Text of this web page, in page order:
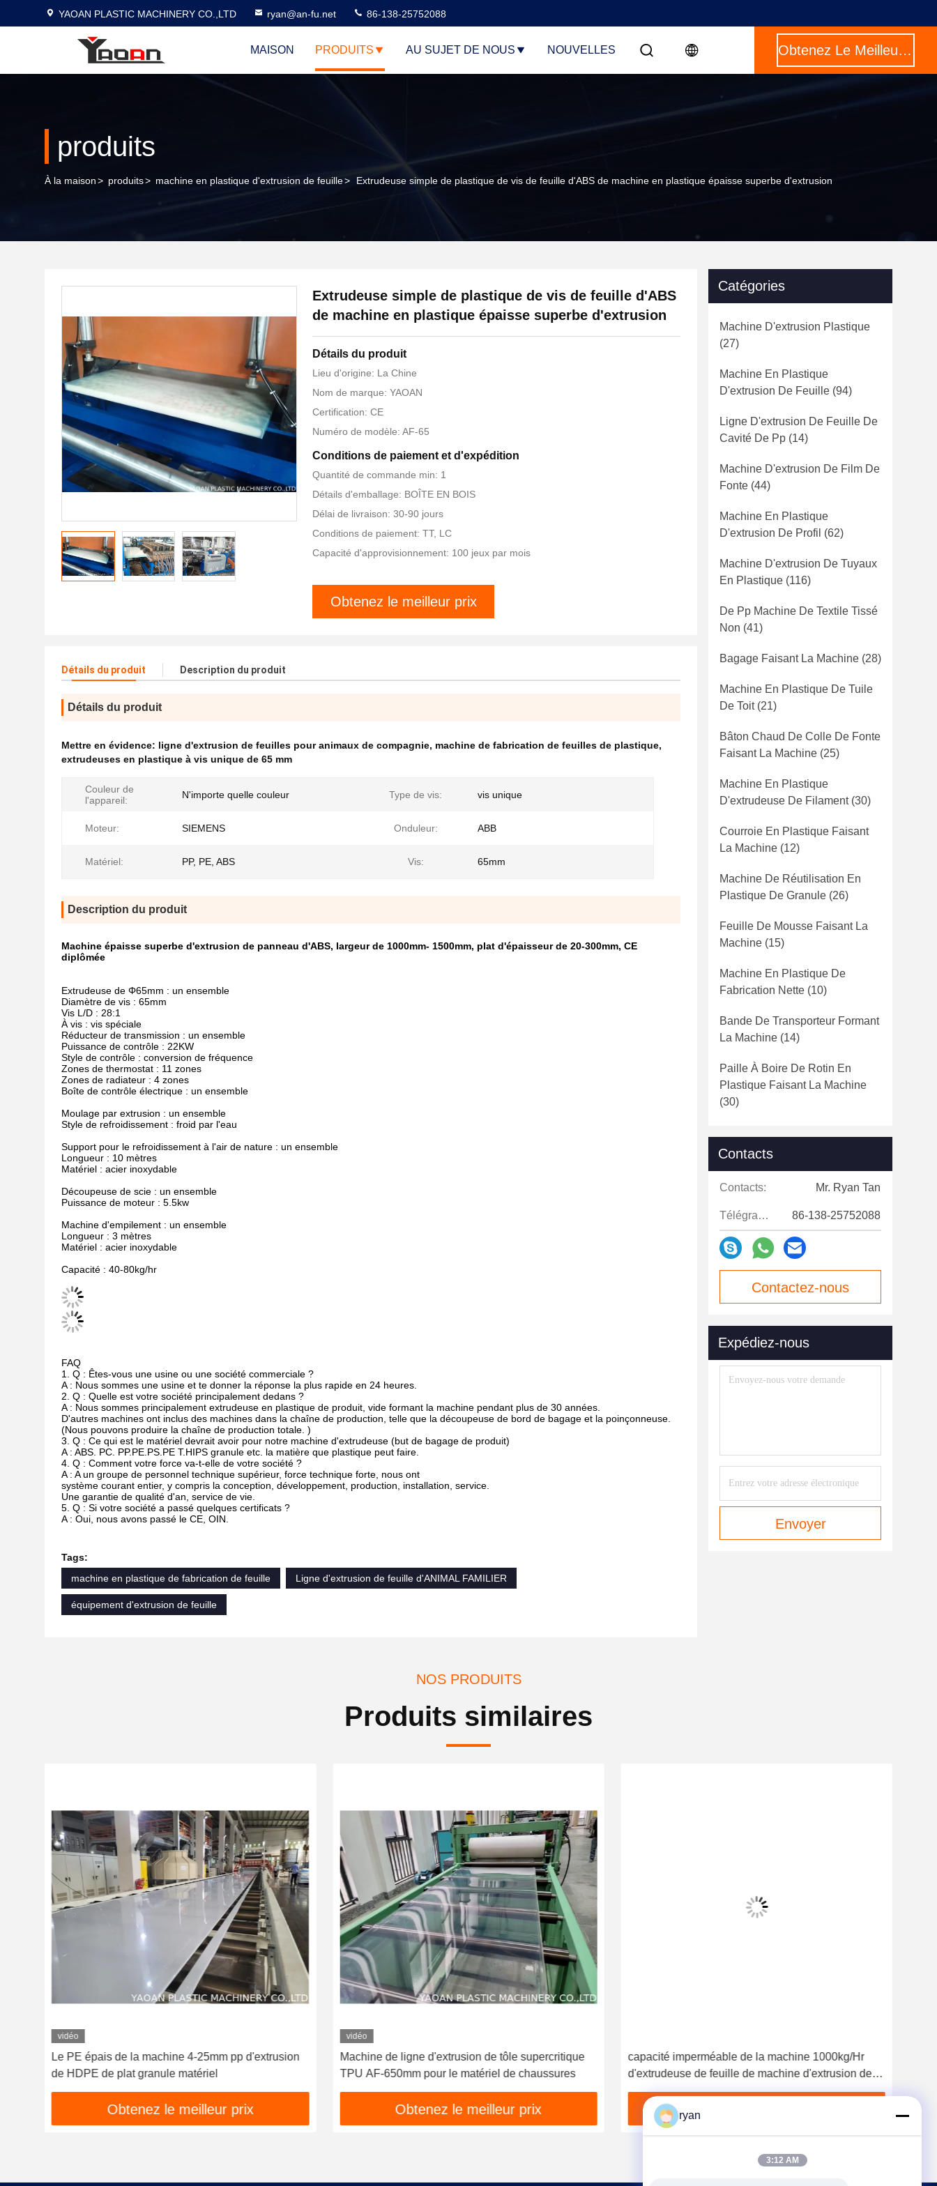
YAOAN PLASTIC MACHINERY CO.,LTD ryan@an-fu.net 86-138-25752088
MAISON PRODUITS AU SUJET DE NOUS NOUVELLES Obtenez Le Meilleur Prix
produits
À la maison> produits> machine en plastique d'extrusion de feuille> Extrudeuse simple de plastique de vis de feuille d'ABS de machine en plastique épaisse superbe d'extrusion
Extrudeuse simple de plastique de vis de feuille d'ABS
de machine en plastique épaisse superbe d'extrusion
Détails du produit
Lieu d'origine: La Chine
Nom de marque: YAOAN
Certification: CE
Numéro de modèle: AF-65
Conditions de paiement et d'expédition
Quantité de commande min: 1
Détails d'emballage: BOÎTE EN BOIS
Délai de livraison: 30-90 jours
Conditions de paiement: TT, LC
Capacité d'approvisionnement: 100 jeux par mois
Obtenez le meilleur prix
Détails du produit Description du produit
Détails du produit
Mettre en évidence: ligne d'extrusion de feuilles pour animaux de compagnie, machine de fabrication de feuilles de plastique,
extrudeuses en plastique à vis unique de 65 mm
Couleur de
l'appareil:
N'importe quelle couleur Type de vis: vis unique
Moteur: SIEMENS Onduleur: ABB
Matériel: PP, PE, ABS Vis: 65mm
Description du produit
Machine épaisse superbe d'extrusion de panneau d'ABS, largeur de 1000mm- 1500mm, plat d'épaisseur de 20-300mm, CE
diplômée
Extrudeuse de Φ65mm : un ensemble
Diamètre de vis : 65mm
Vis L/D : 28:1
À vis : vis spéciale
Réducteur de transmission : un ensemble
Puissance de contrôle : 22KW
Style de contrôle : conversion de fréquence
Zones de thermostat : 11 zones
Zones de radiateur : 4 zones
Boîte de contrôle électrique : un ensemble
Moulage par extrusion : un ensemble
Style de refroidissement : froid par l'eau
Support pour le refroidissement à l'air de nature : un ensemble
Longueur : 10 mètres
Matériel : acier inoxydable
Découpeuse de scie : un ensemble
Puissance de moteur : 5.5kw
Machine d'empilement : un ensemble
Longueur : 3 mètres
Matériel : acier inoxydable
Capacité : 40-80kg/hr
FAQ
1. Q : Êtes-vous une usine ou une société commerciale ?
A : Nous sommes une usine et te donner la réponse la plus rapide en 24 heures.
2. Q : Quelle est votre société principalement dedans ?
A : Nous sommes principalement extrudeuse en plastique de produit, vide formant la machine pendant plus de 30 années.
D'autres machines ont inclus des machines dans la chaîne de production, telle que la découpeuse de bord de bagage et la poinçonneuse.
(Nous pouvons produire la chaîne de production totale. )
3. Q : Ce qui est le matériel devrait avoir pour notre machine d'extrudeuse (but de bagage de produit)
A : ABS. PC. PP.PE.PS.PE T.HIPS granule etc. la matière que plastique peut faire.
4. Q : Comment votre force va-t-elle de votre société ?
A : A un groupe de personnel technique supérieur, force technique forte, nous ont
système courant entier, y compris la conception, développement, production, installation, service.
Une garantie de qualité d'an, service de vie.
5. Q : Si votre société a passé quelques certificats ?
A : Oui, nous avons passé le CE, OIN.
Tags:
machine en plastique de fabrication de feuille
Ligne d'extrusion de feuille d'ANIMAL FAMILIER
équipement d'extrusion de feuille
Catégories
Machine D'extrusion Plastique
(27)
Machine En Plastique
D'extrusion De Feuille (94)
Ligne D'extrusion De Feuille De
Cavité De Pp (14)
Machine D'extrusion De Film De
Fonte (44)
Machine En Plastique
D'extrusion De Profil (62)
Machine D'extrusion De Tuyaux
En Plastique (116)
De Pp Machine De Textile Tissé
Non (41)
Bagage Faisant La Machine (28)
Machine En Plastique De Tuile
De Toit(21)
Bâton Chaud De Colle De Fonte
Faisant La Machine (25)
Machine En Plastique
D'extrudeuse De Filament(30)
Courroie En Plastique Faisant
La Machine (12)
Machine De Réutilisation En
Plastique De Granule (26)
Feuille De Mousse Faisant La
Machine (15)
Machine En Plastique De
Fabrication Nette (10)
Bande De Transporteur Formant
La Machine (14)
Paille À Boire De Rotin En
Plastique Faisant La Machine
(30)
Contacts
Contacts: Mr. Ryan Tan
Télégramme: 86-138-25752088
Contactez-nous
Expédiez-nous
Envoyer
NOS PRODUITS
Produits similaires
vidéo
Le PE épais de la machine 4-25mm pp d'extrusion
de HDPE de plat granule matériel
Obtenez le meilleur prix
vidéo
Machine de ligne d'extrusion de tôle supercritique
TPU AF-650mm pour le matériel de chaussures
Obtenez le meilleur prix
capacité imperméable de la machine 1000kg/Hr
d'extrudeuse de feuille de machine d'extrusion de
feuille de 6000mm Geomembrane
Obtenez le meilleur prix
ryan
3:12 AM